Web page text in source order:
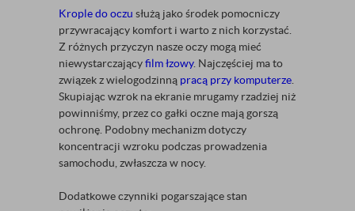
Krople do oczu służą jako środek pomocniczy
przywracający komfort i warto z nich korzystać.
Z różnych przyczyn nasze oczy mogą mieć
niewystarczającyfilm łzowy. Najczęściej ma to
związek z wielogodzinną pracą przy komputerze
Skupiając wzrok na ekranie mrugamy rzadziej niż
powinniśmy, przez co gałki oczne mają gorszą
ochronę. Podobny mechanizm dotyczy
koncentracji wzroku podczas prowadzenia
samochodu, zwłaszcza w nocy.
Dodatkowe czynniki pogarszające stan